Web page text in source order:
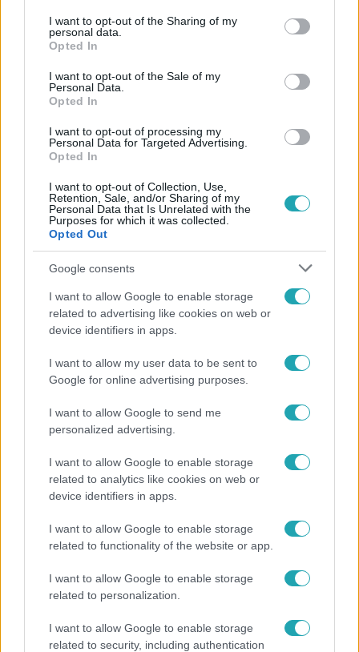
not limited to your visit or usage behaviour. You may click to
grant or deny consent to Google and its third-party tags to
use your data for below specified purposes in below Google
consent section.
I want to opt-out of the Sharing of my
personal data.
Opted In
I want to opt-out of the Sale of my
Personal Data.
Opted In
I want to opt-out of processing my
Personal Data for Targeted Advertising.
Opted In
I want to opt-out of Collection, Use,
Retention, Sale, and/or Sharing of my
Personal Data that Is Unrelated with the
Purposes for which it was collected.
Opted Out
Google consents
I want to allow Google to enable storage
related to advertising like cookies on web or
device identifiers in apps.
I want to allow my user data to be sent to
Google for online advertising purposes.
I want to allow Google to send me
personalized advertising.
I want to allow Google to enable storage
related to analytics like cookies on web or
device identifiers in apps.
I want to allow Google to enable storage
related to functionality of the website or app.
I want to allow Google to enable storage
related to personalization.
I want to allow Google to enable storage
related to security, including authentication
Népszerű
Szandi fiai
„A csúcs opcionális, a biztonságos hazatérés
kötelező” – 50 méterre a csúcstól fordult vissza